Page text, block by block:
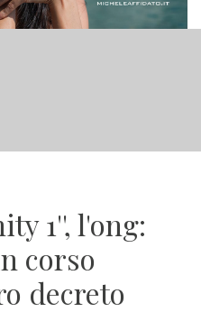
1'', l'ong:
corso
decreto